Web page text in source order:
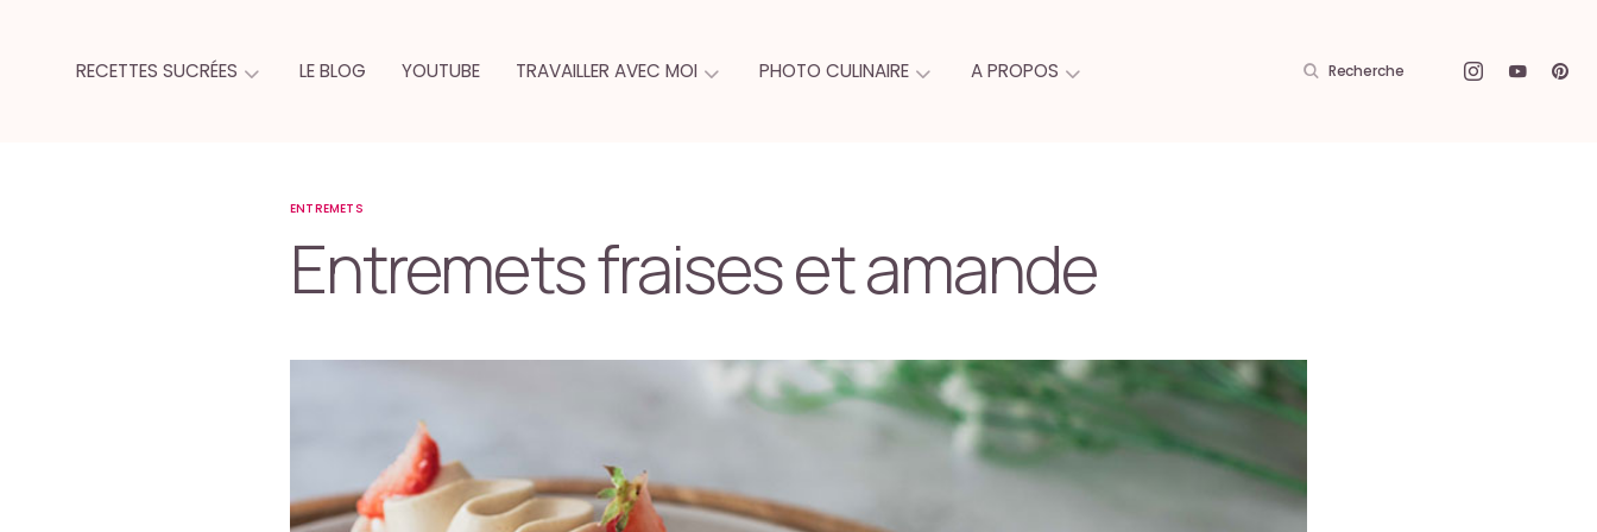
RECETTES SUCRÉES LE BLOG YOUTUBE TRAVAILLER AVEC MOI PHOTO CULINAIRE A PROPOS Recherche
ENTREMETS
Entremets fraises et amande